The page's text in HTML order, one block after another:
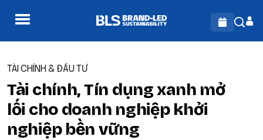
TÀI CHÍNH & ĐẦU TƯ
Tài chính, Tín dụng xanh mở
lối cho doanh nghiệp khởi
nghiệp bền vững